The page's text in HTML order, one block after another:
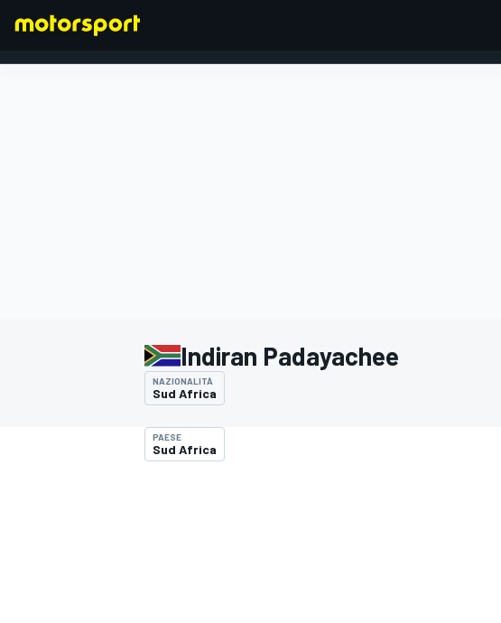
Indiran Padayachee
NAZIONALITÀ
Sud Africa
PAESE
Sud Africa